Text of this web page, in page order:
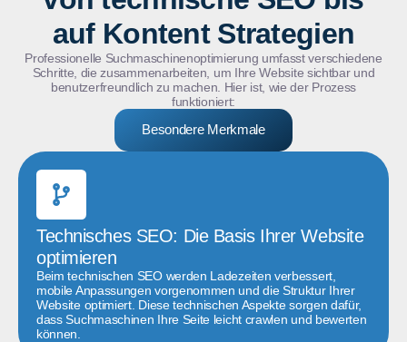
auf Kontent Strategien
Professionelle Suchmaschinenoptimierung umfasst verschiedene
Schritte, die zusammenarbeiten, um Ihre Website sichtbar und
benutzerfreundlich zu machen. Hier ist, wie der Prozess
funktioniert:
Besondere Merkmale
Technisches SEO: Die Basis Ihrer Website
optimieren
Beim technischen SEO werden Ladezeiten verbessert,
mobile Anpassungen vorgenommen und die Struktur Ihrer
Website optimiert. Diese technischen Aspekte sorgen dafür,
dass Suchmaschinen Ihre Seite leicht crawlen und bewerten
können.